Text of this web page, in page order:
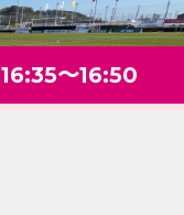
16:35〜16:50